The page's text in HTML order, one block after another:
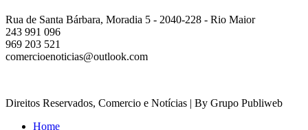
Rua de Santa Bárbara, Moradia 5 - 2040-228 - Rio Maior
243 991 096
969 203 521
comercioenoticias@outlook.com
Direitos Reservados, Comercio e Notícias | By Grupo Publiweb
Home